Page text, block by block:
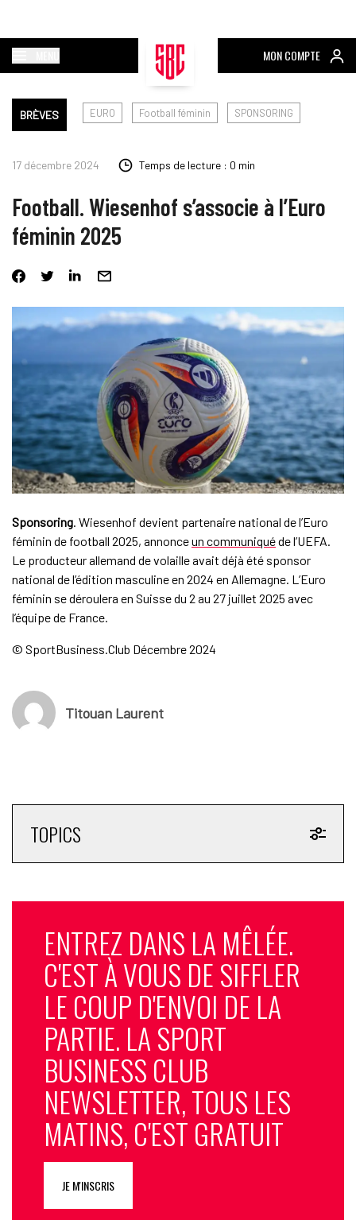
MON COMPTE
BRÈVES EURO Football féminin SPONSORING
17 décembre 2024 Temps de lecture : 0 min
Football. Wiesenhof s’associe à l’Euro
féminin 2025
Sponsoring. Wiesenhof devient partenaire national de l’Euro
féminin de football 2025, annonceun communiquéde l’UEFA.
Le producteur allemand de volaille avait déjà été sponsor
national de l’édition masculine en 2024 en Allemagne. L’Euro
féminin se déroulera en Suisse du 2 au 27 juillet 2025 avec
l’équipe de France.
© SportBusiness.Club Décembre 2024
Titouan Laurent
TOPICS
ENTREZ DANS LA MÊLÉE.
C'EST À VOUS DE SIFFLER
LE COUP D'ENVOI DE LA
PARTIE. LA SPORT
BUSINESS CLUB
NEWSLETTER, TOUS LES
MATINS, C'EST GRATUIT
JE M'INSCRIS